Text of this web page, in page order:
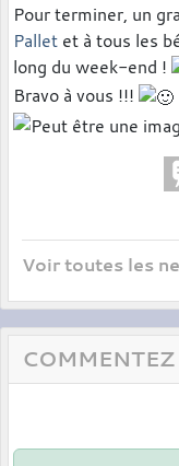
Pour terminer, un
Pallet et à tous les
long du week-end !
Bravo à vous !!!
Voir toutes les